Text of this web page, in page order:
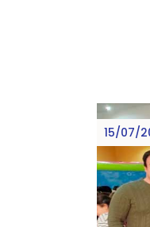
15/07/